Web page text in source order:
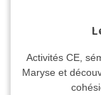
Activités CE,
Maryse et